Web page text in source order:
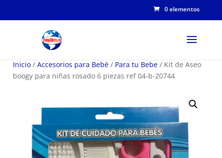
0 elementos
Inicio / Accesorios para Bebé / Para tu Bebe / Kit de Aseo
boogy para niñas rosado 6 piezas ref 04-b-20744